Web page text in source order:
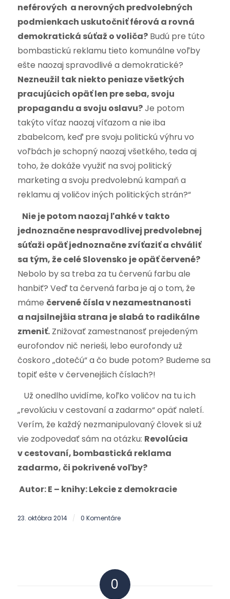
neférových a nerovných predvolebných
podmienkach uskutočniť férová a rovná
demokratická súťaž o voliča?Budú pre túto
bombastickú reklamu tieto komunálne voľby
ešte naozaj spravodlivé a demokratické?
Nezneužil tak niekto peniaze všetkých
pracujúcich opäť len pre seba, svoju
propagandu a svoju oslavu?Je potom
takýto víťaz naozaj víťazom a nie iba
zbabelcom, keď pre svoju politickú výhru vo
voľbách je schopný naozaj všetkého, teda aj
toho, že dokáže využiť na svoj politický
marketing a svoju predvolebnú kampaň a
reklamu aj voličov iných politických strán?“
Nie je potom naozaj ľahké v takto
jednoznačne nespravodlivej predvolebnej
súťaži opäť jednoznačne zvíťaziť a chváliť
sa tým, že celé Slovensko je opäť červené?
Nebolo by sa treba za tu červenú farbu ale
hanbiť? Veď ta červená farba je aj o tom, že
máme červené čísla v nezamestnanosti
a najsilnejšia strana je slabá to radikálne
zmeniť.Znižovať zamestnanosť prejedeným
eurofondov nič nerieši, lebo eurofondy už
čoskoro „dotečú“ a čo bude potom? Budeme sa
topiť ešte v červenejšich číslach?!
Už onedlho uvidíme, koľko voličov na tu ich
„revolúciu v cestovaní a zadarmo“ opäť naletí.
Verím, že každý nezmanipulovaný človek si už
vie zodpovedať sám na otázku: Revolúcia
v cestovaní, bombastická reklama
zadarmo, či pokrivené voľby?
Autor: E – knihy: Lekcie z demokracie
23. októbra 2014 / 0 Komentáre
0